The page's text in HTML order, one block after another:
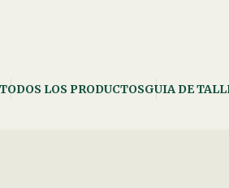
TODOS LOS PRODUCTOSGUIA DE